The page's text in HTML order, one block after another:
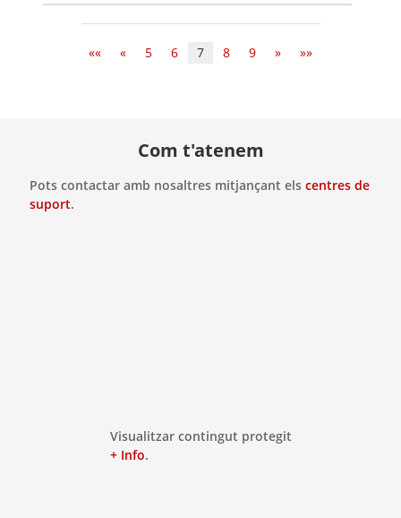
«« « 5 6 7 8 9 » »»
Com t'atenem
Pots contactar amb nosaltres mitjançant els centres de
suport.
Visualitzar contingut protegit
+ Info.